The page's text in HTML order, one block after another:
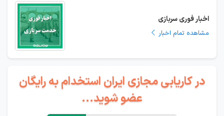
اخبار فوری سربازی
مشاهده تمام اخبار
در کاریابی مجازی ایران استخدام به رایگان
عضو شوید...